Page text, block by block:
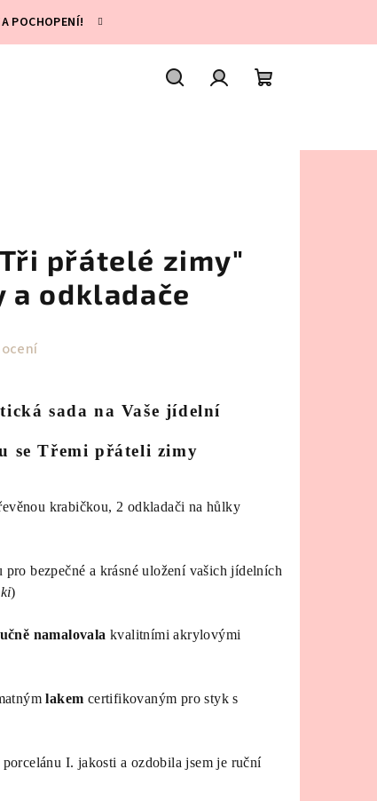
POCHOPENÍ!
košík
přátelé zimy"
odkladače
sada na Vaše jídelní
se Třemi přáteli zimy
krabičkou, 2 odkladači na hůlky
pro bezpečné a krásné uložení vašich jídelních
)
namalovala kvalitními akrylovými
lakem certifikovaným pro styk s
porcelánu I. jakosti a ozdobila jsem je ruční